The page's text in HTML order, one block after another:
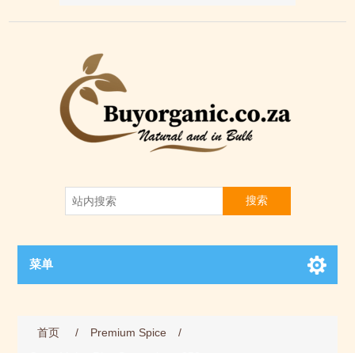
搜索
菜单
首页 / Premium Spice
/